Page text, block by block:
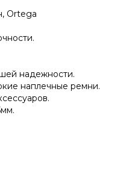
Ortega
надежности.
наплечные ремни.